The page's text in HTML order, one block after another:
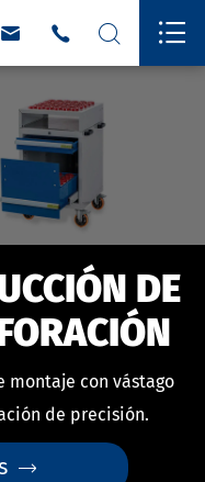
   
DE
montaje con vástago
de precisión.
